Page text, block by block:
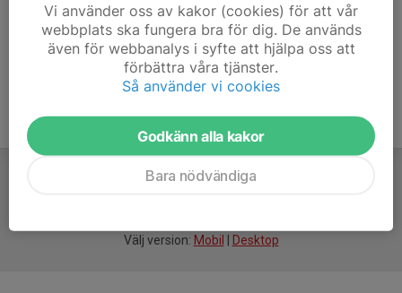
Välj version: Mobil Desktop
Vi använder oss av kakor (cookies) för att vår
webbplats ska fungera bra för dig. De används
även för webbanalys i syfte att hjälpa oss att
förbättra våra tjänster.
Så använder vi cookies
Godkänn alla kakor
Bara nödvändiga